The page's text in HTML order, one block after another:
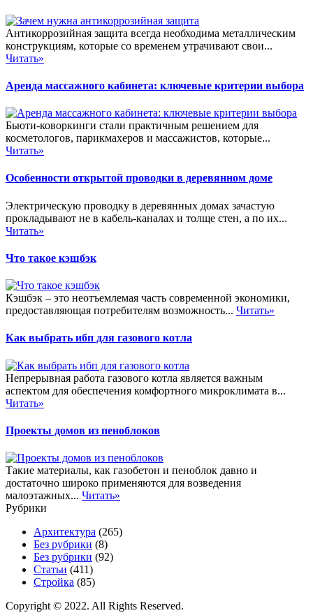
Антикоррозийная защита всегда необходима металлическим
конструкциям, которые со временем утрачивают свои...
Читать»
Аренда массажного кабинета: ключевые критерии выбора
Бьюти-коворкинги стали практичным решением для
косметологов, парикмахеров и массажистов, которые...
Читать»
Особенности открытой проводки в деревянном доме
Электрическую проводку в деревянных домах зачастую
прокладывают не в кабель-каналах и толще стен, а по их...
Читать»
Что такое кэшбэк
Кэшбэк – это неотъемлемая часть современной экономики,
предоставляющая потребителям возможность... Читать»
Как выбрать ибп для газового котла
Непрерывная работа газового котла является важным
аспектом для обеспечения комфортного микроклимата в...
Читать»
Проекты домов из пеноблоков
Такие материалы, как газобетон и пеноблок давно и
достаточно широко применяются для возведения
малоэтажных... Читать»
Рубрики
Архитектура (265)
Без рубрики (8)
Без рубрики (92)
Статьи (411)
Стройка (85)
Copyright © 2022. All Rights Reserved.